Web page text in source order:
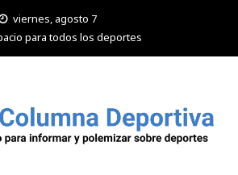
viernes, agosto 7
para todos los deportes